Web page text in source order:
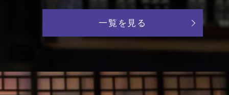
一覧を見る